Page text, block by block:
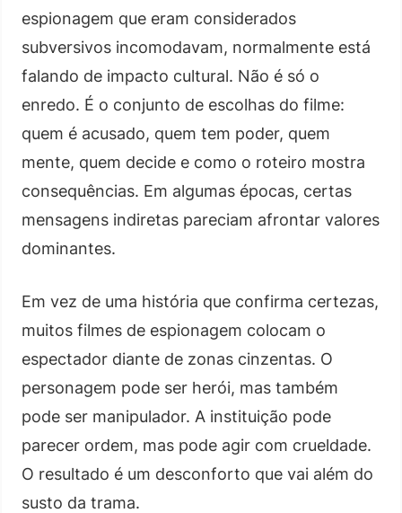
espionagem que eram considerados
subversivos incomodavam, normalmente está
falando de impacto cultural. Não é só o
enredo. É o conjunto de escolhas do filme:
quem é acusado, quem tem poder, quem
mente, quem decide e como o roteiro mostra
consequências. Em algumas épocas, certas
mensagens indiretas pareciam afrontar valores
dominantes.
Em vez de uma história que confirma certezas,
muitos filmes de espionagem colocam o
espectador diante de zonas cinzentas. O
personagem pode ser herói, mas também
pode ser manipulador. A instituição pode
parecer ordem, mas pode agir com crueldade.
O resultado é um desconforto que vai além do
susto da trama.